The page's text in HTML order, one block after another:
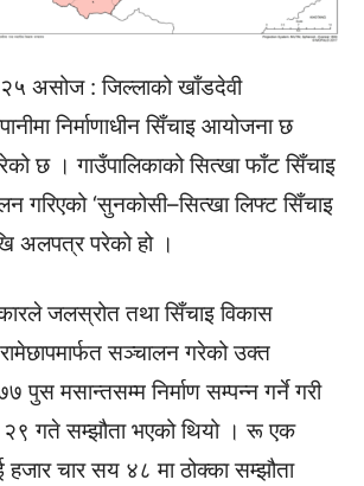
असोज : जिल्लाको खाँडदेवी
निर्माणाधीन सिँचाइ आयोजना छ
छ । गाउँपालिकाको सित्खा फाँट सिँचाइ
गरिएको ‘सुनकोसी–सित्खा लिफ्ट सिँचाइ
अलपत्र परेको हो ।
जलस्रोत तथा सिँचाइ विकास
सञ्चालन गरेको उक्त
पुस मसान्तसम्म निर्माण सम्पन्न गर्ने गरी
गते सम्झौता भएको थियो । रू एक
चार सय ४८ मा ठोक्का सम्झौता